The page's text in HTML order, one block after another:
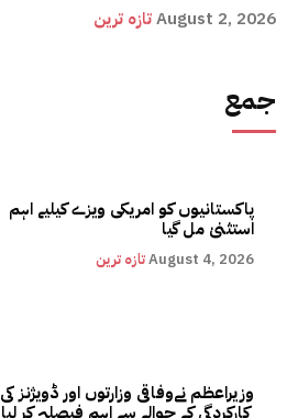
تازہ ترینAugust 2, 2026
جمع
پاکستانیوں کو امریکی ویزے کیلیے اہم
استثنیٰ مل گیا
تازہ ترینAugust 4, 2026
وزیراعظم نےوفاقی وزارتوں اور ڈویژنز کی
کارکردگی کے حوالے سے اہم فیصلہ کر لیا